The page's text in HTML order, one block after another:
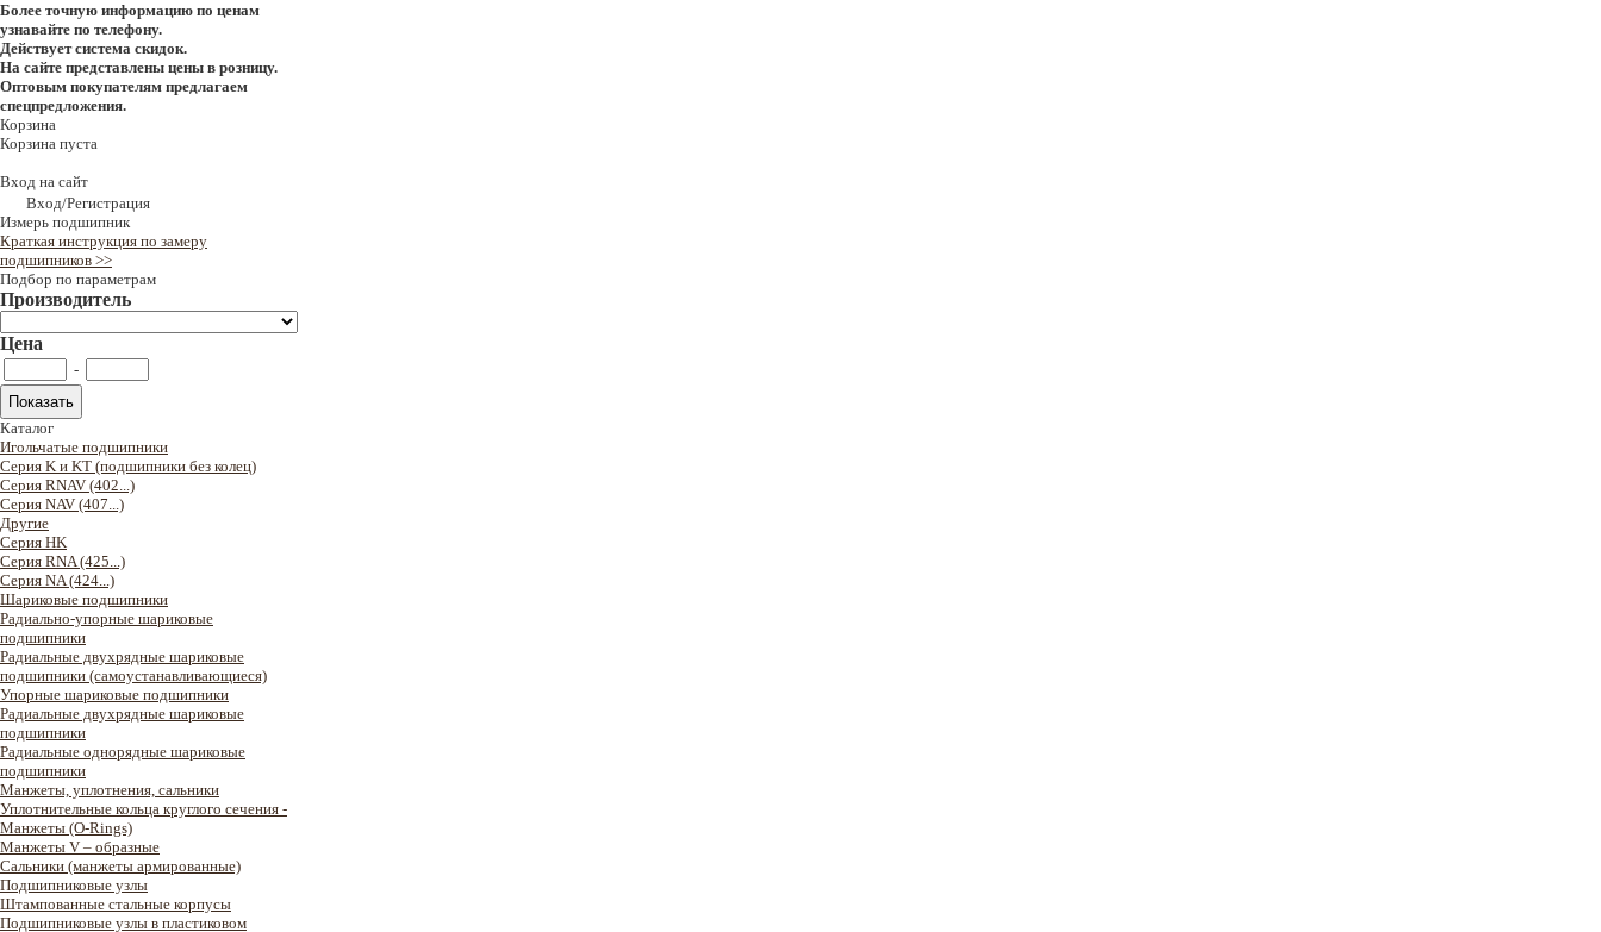
Более точную информацию по ценам
узнавайте по телефону.
Действует система скидок.
На сайте представлены цены в розницу.
Оптовым покупателям предлагаем
спецпредложения.
Корзина
Корзина пуста
Вход на сайт
Вход/Регистрация
Измерь подшипник
Краткая инструкция по замеру
подшипников >>
Подбор по параметрам
Производитель
Цена
-
Каталог
Игольчатые подшипники
Серия K и KT (подшипники без колец)
Серия RNAV (402...)
Серия NAV (407...)
Другие
Серия HK
Серия RNA (425...)
Серия NA (424...)
Шариковые подшипники
Радиально-упорные шариковые
подшипники
Радиальные двухрядные шариковые
подшипники (самоустанавливающиеся)
Упорные шариковые подшипники
Радиальные двухрядные шариковые
подшипники
Радиальные однорядные шариковые
подшипники
Манжеты, уплотнения, сальники
Уплотнительные кольца круглого сечения -
Манжеты (O-Rings)
Манжеты V – образные
Сальники (манжеты армированные)
Подшипниковые узлы
Штампованные стальные корпусы
Подшипниковые узлы в пластиковом